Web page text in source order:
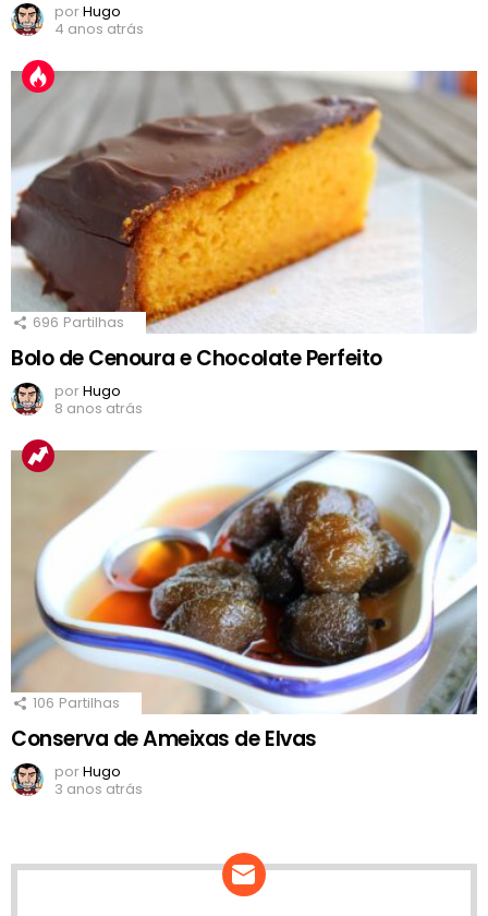
porHugo
4 anos atrás
696 Partilhas
Bolo de Cenoura e Chocolate Perfeito
porHugo
8 anos atrás
106 Partilhas
Conserva de Ameixas de Elvas
porHugo
3 anos atrás